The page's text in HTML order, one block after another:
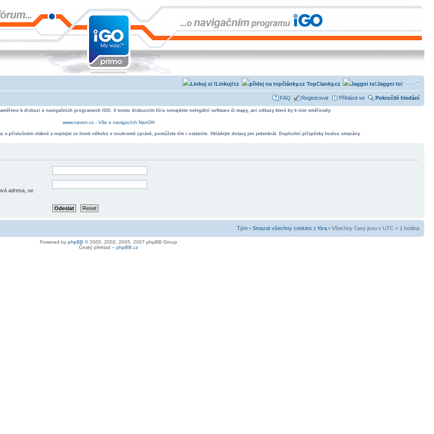
Jaggni to!
TopClanky.cz
Linkuj!cz
FAQ Registrovat Přihlásit se Pokročilé hledání
k diskuzi o navigačních programech IGO. V tomto diskuzním fóru nenajdete nelegální software či mapy, ani odkazy které by k nim směřovaly.
www.navon.cz - Vše o navigacích NavON
v příslušném vlákně a neptejte se hned někoho v soukromé zprávě, pomůžete tím i ostatním. Vkládejte dotazy jen jedenkrát. Duplicitní příspěvky budou smazány.
adresa, se
Tým • Smazat všechny cookies z fóra • Všechny časy jsou v UTC + 1 hodina
Powered by phpBB © 2000, 2002, 2005, 2007 phpBB Group
Český překlad – phpBB.cz